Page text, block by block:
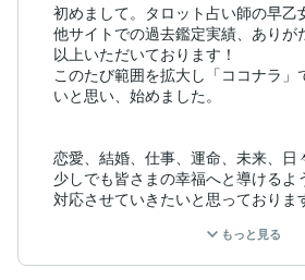
初めまして。タロット占い師の早乙
他サイトでの過去鑑定実績、ありが
以上いただいております！
このたび範囲を拡大し「ココナラ」
いと思い、始めました。
恋愛、結婚、仕事、運命、未来、日
少しでも皆さまの幸福へと導けるよ
対応させていきたいと思っておりま
なお、アゲ鑑定はしておりません。
良い事言うのは簡単ですが、しっか
もっと見る